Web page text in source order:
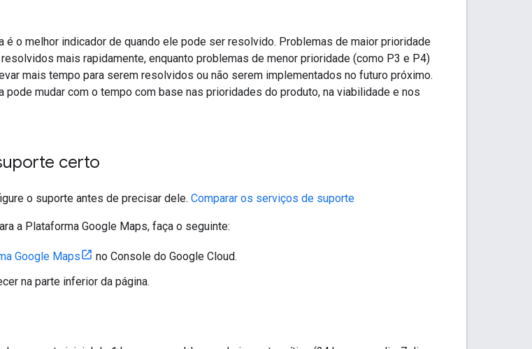
é o melhor indicador de quando ele pode ser resolvido. Problemas de maior prioridade
mais rapidamente, enquanto problemas de menor prioridade (como P3 e P4)
mais tempo para serem resolvidos ou não serem implementados no futuro próximo.
pode mudar com o tempo com base nas prioridades do produto, na viabilidade e nos
certo
o suporte antes de precisar dele. Comparar os serviços de suporte
a Plataforma Google Maps, faça o seguinte:
Google Maps
no Console do Google Cloud.
na parte inferior da página.